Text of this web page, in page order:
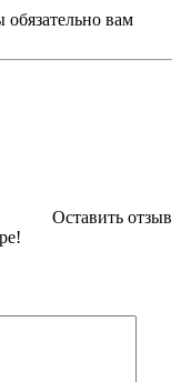
вам
Оставить отзыв